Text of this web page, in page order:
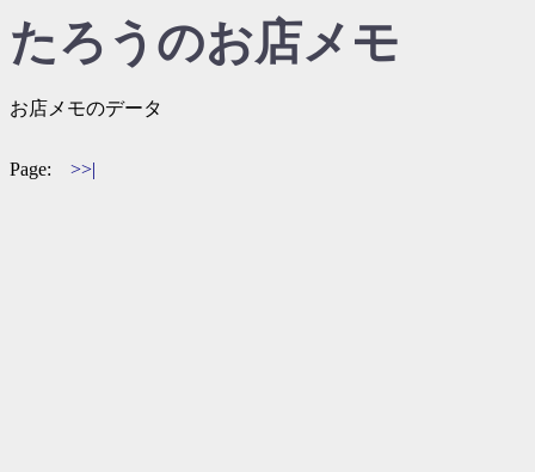
たろうのお店メモ
お店メモのデータ
Page: >>|